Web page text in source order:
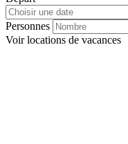
Personnes
Voirlocations de vacances